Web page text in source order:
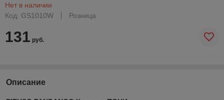
Нет в наличии
Код: GS1010W
Розница
131 руб.
Описание